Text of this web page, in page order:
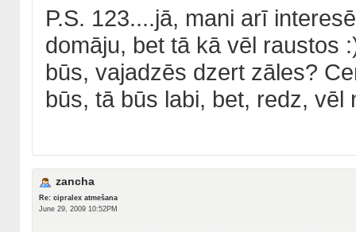
P.S. 123....jā, mani arī
domāju, bet tā kā vēl raustos
būs, vajadzēs dzert zāles?
būs, tā būs labi, bet, redz, vēl
zancha
Re: cipralex atmešana
June 29, 2009 10:52PM